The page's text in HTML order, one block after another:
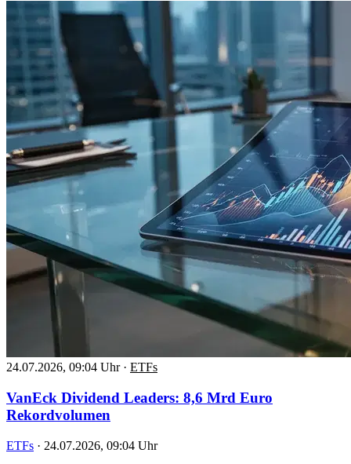
24.07.2026, 09:04 Uhr · ETFs
VanEck Dividend Leaders: 8,6 Mrd Euro
Rekordvolumen
ETFs · 24.07.2026, 09:04 Uhr